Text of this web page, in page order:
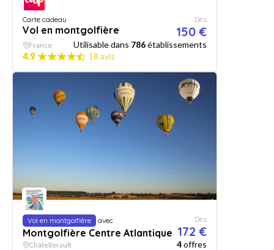
Carte cadeau
Vol en montgolfière
Dès
150 €
France Utilisable dans 786établissements
4.9
18 avis
Vol en montgolfière avec
Montgolfière Centre Atlantique
Dès
172 €
Châtellerault 4offres